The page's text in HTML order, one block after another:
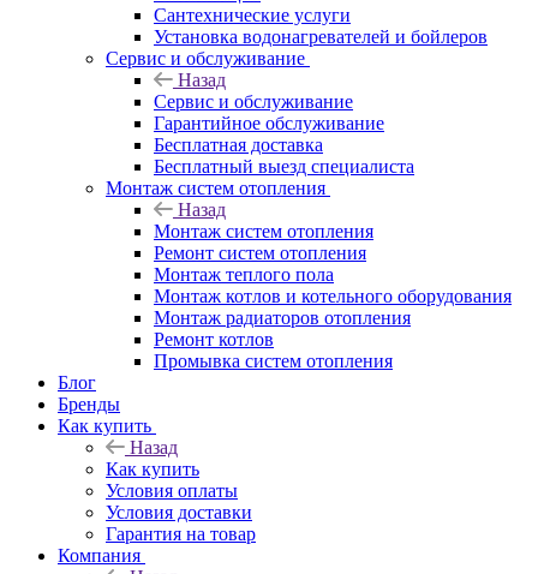
Сантехнические услуги
Установка водонагревателей и бойлеров
Сервис и обслуживание
Назад
Сервис и обслуживание
Гарантийное обслуживание
Бесплатная доставка
Бесплатный выезд специалиста
Монтаж систем отопления
Назад
Монтаж систем отопления
Ремонт систем отопления
Монтаж теплого пола
Монтаж котлов и котельного оборудования
Монтаж радиаторов отопления
Ремонт котлов
Промывка систем отопления
Блог
Бренды
Как купить
Назад
Как купить
Условия оплаты
Условия доставки
Гарантия на товар
Компания